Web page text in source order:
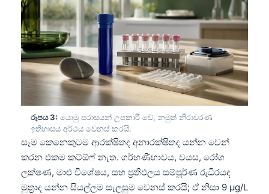
රූපය 3: යොමු පරාසයන් උපකාරී වේ, නමුත් නිරාවරණ
ඉතිහාසය අර්ථය වෙනස් කරයි.
සෑම කෙනෙකුටම ආරක්ෂිතද අනාරක්ෂිතද යන්න වෙන්
කරන එකම කට්ඕෆ් නැත. ගර්භණීභාවය, වයස, රෝග
ලක්ෂණ, මාළු විශේෂය, සහ ප්‍රතිඵලය සම්පූර්ණ රුධිරයද
මුත්‍රාද යන්න සියල්ලම සැලසුම වෙනස් කරයි; ඒ නිසා 9 µg/L